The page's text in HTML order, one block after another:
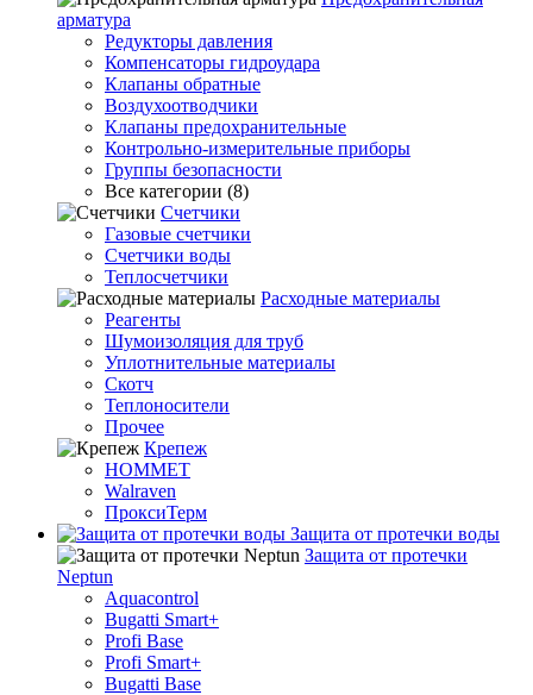
арматура
Редукторы давления
Компенсаторы гидроудара
Клапаны обратные
Воздухоотводчики
Клапаны предохранительные
Контрольно-измерительные приборы
Группы безопасности
Все категории (8)
Счетчики
Газовые счетчики
Счетчики воды
Теплосчетчики
Расходные материалы
Реагенты
Шумоизоляция для труб
Уплотнительные материалы
Скотч
Теплоносители
Прочее
Крепеж
HOMMET
Walraven
ПроксиТерм
Защита от протечки воды
Защита от протечки
Neptun
Aquacontrol
Bugatti Smart+
Profi Base
Profi Smart+
Bugatti Base